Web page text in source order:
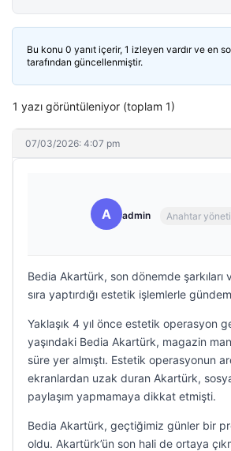
Bu konu 0 yanıt içerir, 1 izleyen vardır ve en
tarafından güncellenmiştir.
1 yazı görüntüleniyor (toplam 1)
07/03/2026: 4:07 pm
A admin Anahtar
Bedia Akartürk, son dönemde şarkıları
sıra yaptırdığı estetik işlemlerle
Yaklaşık 4 yıl önce estetik operasyon
yaşındaki Bedia Akartürk, magazin
süre yer almıştı. Estetik operasyonun
ekranlardan uzak duran Akartürk,
paylaşım yapmamaya dikkat etmişti.
Bedia Akartürk, geçtiğimiz günler bir
oldu. Akartürk’ün son hali de ortaya